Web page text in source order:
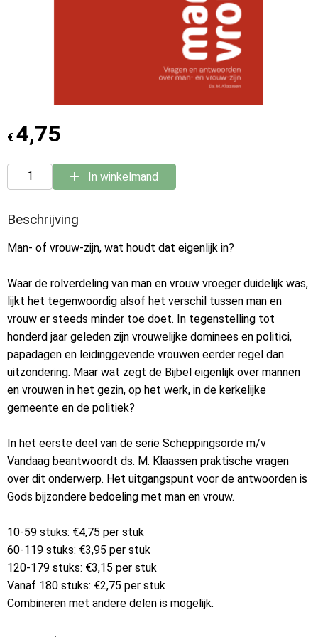
€ 4,75
In winkelmand
Beschrijving
Man- of vrouw-zijn, wat houdt dat eigenlijk in?
Waar de rolverdeling van man en vrouw vroeger duidelijk was,
lijkt het tegenwoordig alsof het verschil tussen man en
vrouw er steeds minder toe doet. In tegenstelling tot
honderd jaar geleden zijn vrouwelijke dominees en politici,
papadagen en leidinggevende vrouwen eerder regel dan
uitzondering. Maar wat zegt de Bijbel eigenlijk over mannen
en vrouwen in het gezin, op het werk, in de kerkelijke
gemeente en de politiek?
In het eerste deel van de serie Scheppingsorde m/v
Vandaag beantwoordt ds. M. Klaassen praktische vragen
over dit onderwerp. Het uitgangspunt voor de antwoorden is
Gods bijzondere bedoeling met man en vrouw.
10-59 stuks: €4,75 per stuk
60-119 stuks: €3,95 per stuk
120-179 stuks: €3,15 per stuk
Vanaf 180 stuks: €2,75 per stuk
Combineren met andere delen is mogelijk.